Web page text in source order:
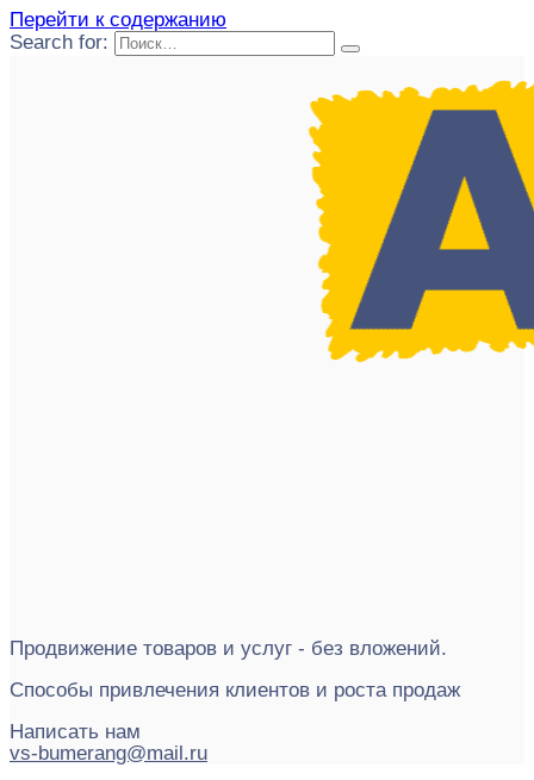
Перейти к содержанию
Search for:
Продвижение товаров и услуг - без вложений.
Способы привлечения клиентов и роста продаж
Написать нам
vs-bumerang@mail.ru